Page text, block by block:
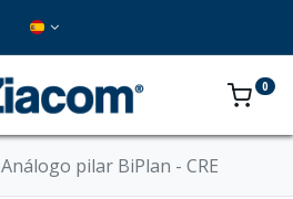
0
Análogo pilar BiPlan - CRE